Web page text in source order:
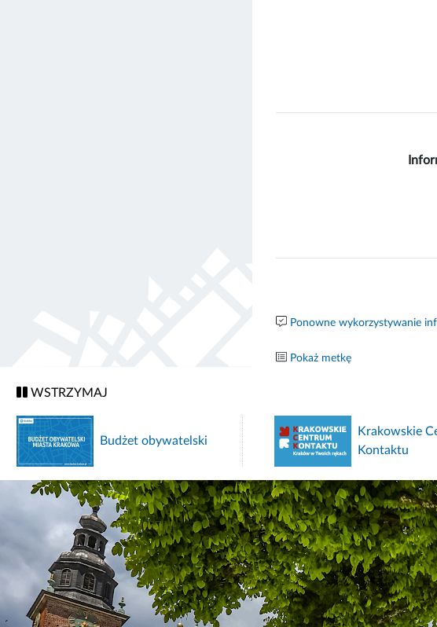
Ponowne wykorzystywanie
Pokaż metkę
WSTRZYMAJ
Budżet obywatelski
Krakowskie
Kontaktu